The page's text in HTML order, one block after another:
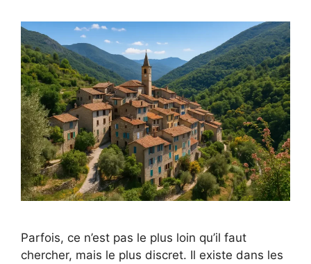
Parfois, ce n’est pas le plus loin qu’il faut
chercher, mais le plus discret. Il existe dans les